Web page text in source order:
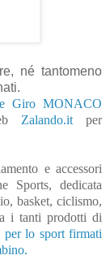
né tantomeno
Giro MONACO
Zalando.itper
e accessori
Sports, dedicata
basket, ciclismo,
i tanti prodotti di
per lo sport firmati